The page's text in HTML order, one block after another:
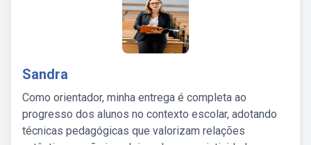
Sandra
Como orientador, minha entrega é completa ao
progresso dos alunos no contexto escolar, adotando
técnicas pedagógicas que valorizam relações